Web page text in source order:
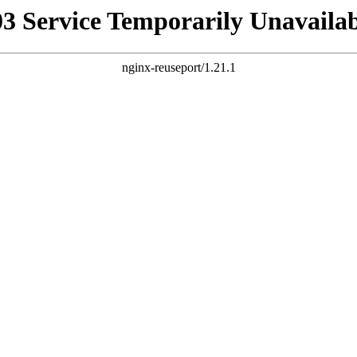
Service Temporarily
nginx-reuseport/1.21.1